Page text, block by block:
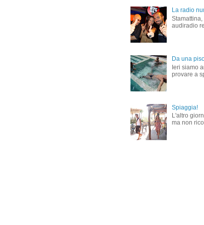
La radio
audiradio
Da una
Ieri siamo
provare a
Spiaggia!
L'altro
ma non